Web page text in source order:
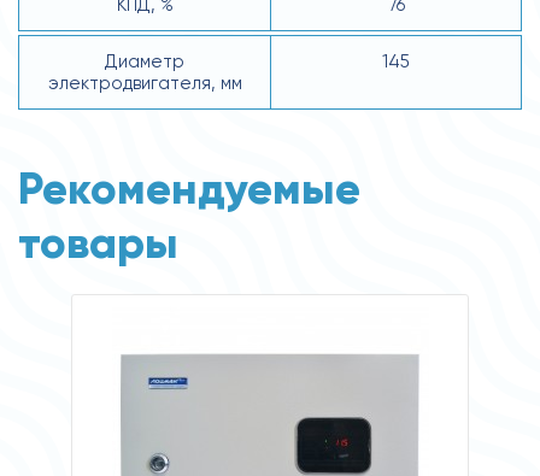
Диаметр
электродвигателя, мм
145
Рекомендуемые
товары